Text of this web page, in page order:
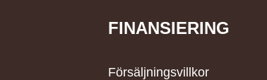
FINANSIERING
Försäljningsvillkor